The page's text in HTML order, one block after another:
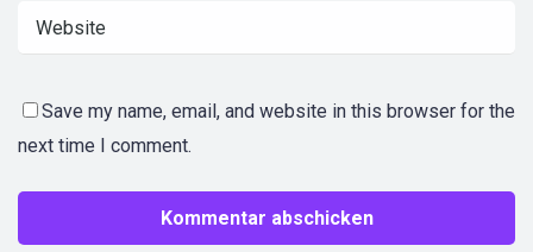
Save my name, email, and website in this browser for the
next time I comment.